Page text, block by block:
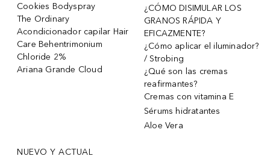
Cookies Bodyspray
The Ordinary
Acondicionador capilar Hair
Care Behentrimonium
Chloride 2%
Ariana Grande Cloud
¿CÓMO DISIMULAR LOS
GRANOS RÁPIDA Y
EFICAZMENTE?
¿Cómo aplicar el iluminador?
/ Strobing
¿Qué son las cremas
reafirmantes?
Cremas con vitamina E
Sérums hidratantes
Aloe Vera
NUEVO Y ACTUAL